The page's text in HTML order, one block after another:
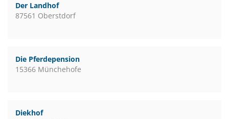
Der Landhof
87561 Oberstdorf
Die Pferdepension
15366 Münchehofe
Diekhof